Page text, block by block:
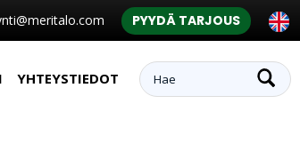
PYYDÄ TARJOUS
YHTEYSTIEDOT